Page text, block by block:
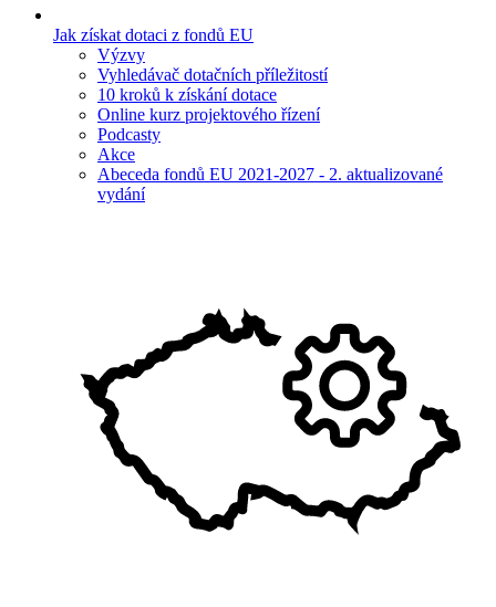
Jak získat dotaci z fondů EU
Výzvy
Vyhledávač dotačních příležitostí
10 kroků k získání dotace
Online kurz projektového řízení
Podcasty
Akce
Abeceda fondů EU 2021-2027 - 2. aktualizované
vydání